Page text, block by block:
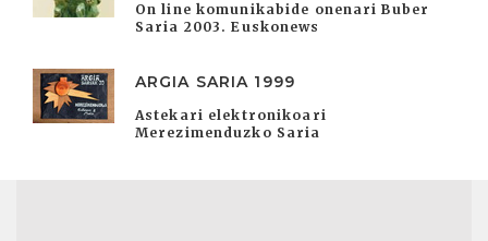
On line komunikabide onenari Buber
Saria 2003. Euskonews
ARGIA SARIA 1999
Astekari elektronikoari
Merezimenduzko Saria